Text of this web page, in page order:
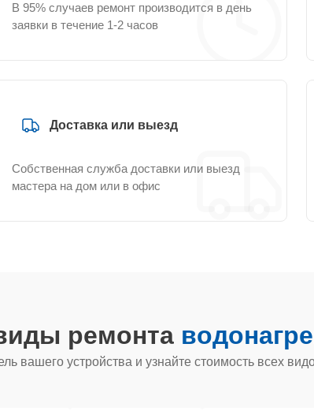
В 95% случаев ремонт производится в день
заявки в течение 1-2 часов
Доставка или выезд
Собственная служба доставки или выезд
мастера на дом или в офис
ремонта
вашего устройства и узнайте стоимость всех